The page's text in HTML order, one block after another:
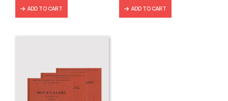
ADD TO CART ADD TO CART